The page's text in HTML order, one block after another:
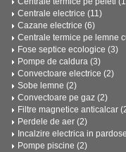
Centrale electrice (11)
Cazane electrice (6)
Centrale termice pe lemne
Fose septice ecologice (3)
Pompe de caldura (3)
Convectoare electrice (2)
Sobe lemne (2)
Convectoare pe gaz (2)
Filtre magnetice anticalcar
Perdele de aer (2)
Incalzire electrica in
Pompe piscine (2)